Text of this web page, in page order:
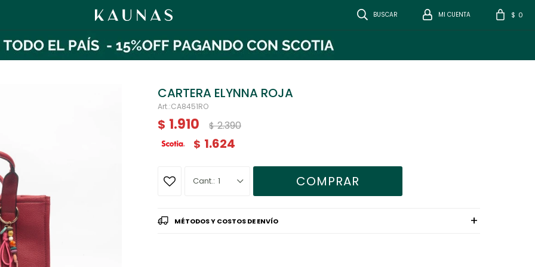
$ 0
CARTERA ELYNNA ROJA
CA8451RO
$ 1.910 $ 2.390
$ 1.624
1 COMPRAR
MÉTODOS Y COSTOS DE ENVÍO